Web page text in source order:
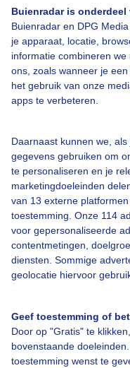
Buienradar is onderdeel
Buienradar en DPG
je apparaat, locatie,
informatie combineren
ons, zoals wanneer je
het gebruik van onze
apps te verbeteren.
Daarnaast kunnen we,
gegevens gebruiken om
te personaliseren en je
marketingdoeleinden
van 13 externe
toestemming. Onze 114
voor gepersonaliseerde
contentmetingen,
diensten. Sommige
geolocatie hiervoor
Geef toestemming of
Door op "Gratis" te
bovenstaande
toestemming wenst te
Herfst Wolken
Bekijk slideshow
Een
Bedrijfsgegevens
Veelgestelde vragen